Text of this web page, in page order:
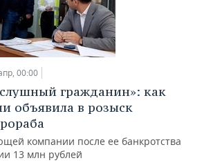
00:00
гражданин»: как
объявила в розыск
компании после ее банкротства
13 млн рублей